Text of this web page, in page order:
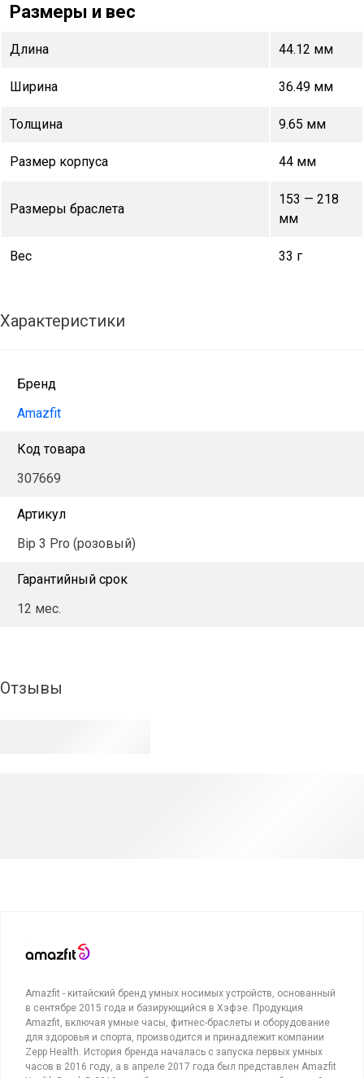
Размеры и вес
Длина 44.12 мм
Ширина 36.49 мм
Толщина 9.65 мм
Размер корпуса 44 мм
Размеры браслета
153 — 218
мм
Вес 33 г
Характеристики
Бренд
Amazfit
Код товара
307669
Артикул
Bip 3 Pro (розовый)
Гарантийный срок
12 мес.
Отзывы
Amazfit - китайский бренд умных носимых устройств, основанный
в сентябре 2015 года и базирующийся в Хэфэе. Продукция
Amazfit, включая умные часы, фитнес-браслеты и оборудование
для здоровья и спорта, производится и принадлежит компании
Zepp Health. История бренда началась с запуска первых умных
часов в 2016 году, а в апреле 2017 года был представлен Amazfit